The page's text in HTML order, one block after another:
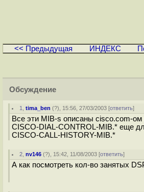
<< Предыдущая ИНДЕКС
Обсуждение
1 ,tima_ben (?), 15:56, 27/03/2003 [ответить]
Все эти MIB-s описаны cisco.com-
CISCO-DIAL-CONTROL-MIB.* еще
CISCO-CALL-HISTORY-MIB.*
2 ,nv146 (?), 15:42, 11/08/2003 [ответить]
А как посмотреть кол-во занятых